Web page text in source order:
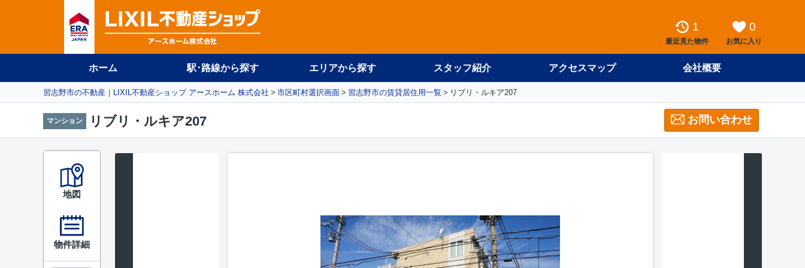
1
最近見た物件
0
お気に入り
ホーム 駅･路線から探す エリアから探す スタッフ紹介 アクセスマップ 会社概要
習志野市の不動産｜LIXIL不動産ショップ アースホーム 株式会社 市区町村選択画面 習志野市の賃貸居住用一覧 リブリ・ルキア207
マンション リブリ・ルキア207 お問い合わせ
地図
物件詳細